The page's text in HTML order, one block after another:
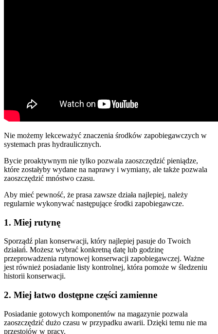
Nie możemy lekceważyć znaczenia środków zapobiegawczych w
systemach pras hydraulicznych.
Bycie proaktywnym nie tylko pozwala zaoszczędzić pieniądze,
które zostałyby wydane na naprawy i wymiany, ale także pozwala
zaoszczędzić mnóstwo czasu.
Aby mieć pewność, że prasa zawsze działa najlepiej, należy
regularnie wykonywać następujące środki zapobiegawcze.
1. Miej rutynę
Sporządź plan konserwacji, który najlepiej pasuje do Twoich
działań. Możesz wybrać konkretną datę lub godzinę
przeprowadzenia rutynowej konserwacji zapobiegawczej. Ważne
jest również posiadanie listy kontrolnej, która pomoże w śledzeniu
historii konserwacji.
2. Miej łatwo dostępne części zamienne
Posiadanie gotowych komponentów na magazynie pozwala
zaoszczędzić dużo czasu w przypadku awarii. Dzięki temu nie ma
przestojów w pracy.